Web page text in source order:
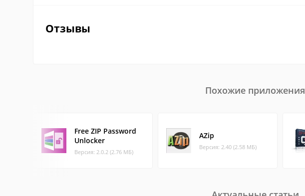
Отзывы
Похожие приложения
Free ZIP Password
Unlocker
Версия: 2.0.2 (2.76 МБ)
AZip
Версия: 2.40 (2.58 МБ)